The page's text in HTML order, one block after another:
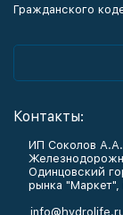
Гражданского
Контакты:
ИП Соколов А.А.
Одинцовский
рынка "Маркет",